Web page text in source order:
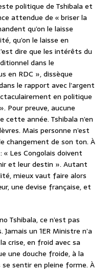
politique de Tshibala et
attendue de « briser la
qu’on le laisse
qu’on le laisse en
dire que les intérêts du
dans le
en RDC », dissèque
le rapport avec l’argent
en politique
Pour preuve, aucune
année. Tshibala n’en
Mais personne n’est
changement de son ton. À
« Les Congolais doivent
et leur destin ». Autant
mieux vaut faire alors
une devise française, et
Tshibala, ce n’est pas
un 1ER Ministre n’a
crise, en froid avec sa
une douche froide, à la
sentir en pleine forme. À